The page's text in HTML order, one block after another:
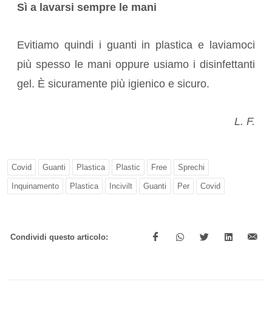
Sì a lavarsi sempre le mani
Evitiamo quindi i guanti in plastica e laviamoci
più spesso le mani oppure usiamo i disinfettanti
gel. È sicuramente più igienico e sicuro.
L. F.
Covid Guanti Plastica Plastic Free Sprechi
Inquinamento Plastica Incivilt Guanti Per Covid
Condividi questo articolo: